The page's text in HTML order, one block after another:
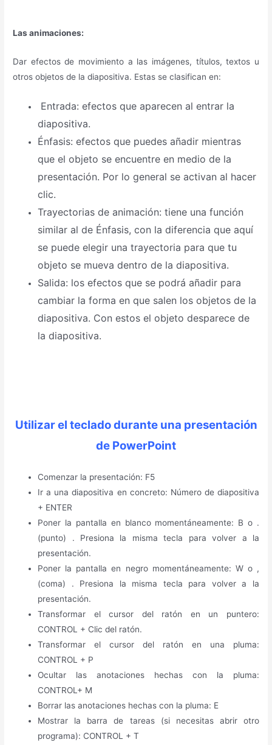
Las animaciones:
Dar efectos de movimiento a las imágenes, títulos, textos u
otros objetos de la diapositiva. Estas se clasifican en:
Entrada: efectos que aparecen al entrar la
diapositiva.
Énfasis: efectos que puedes añadir mientras
que el objeto se encuentre en medio de la
presentación. Por lo general se activan al hacer
clic.
Trayectorias de animación: tiene una función
similar al de Énfasis, con la diferencia que aquí
se puede elegir una trayectoria para que tu
objeto se mueva dentro de la diapositiva.
Salida: los efectos que se podrá añadir para
cambiar la forma en que salen los objetos de la
diapositiva. Con estos el objeto desparece de
la diapositiva.
Utilizar el teclado durante una presentación
de PowerPoint
Comenzar la presentación: F5
Ir a una diapositiva en concreto: Número de diapositiva
+ ENTER
Poner la pantalla en blanco momentáneamente: B o .
(punto) . Presiona la misma tecla para volver a la
presentación.
Poner la pantalla en negro momentáneamente: W o ,
(coma) . Presiona la misma tecla para volver a la
presentación.
Transformar el cursor del ratón en un puntero:
CONTROL + Clic del ratón.
Transformar el cursor del ratón en una pluma:
CONTROL + P
Ocultar las anotaciones hechas con la pluma:
CONTROL+ M
Borrar las anotaciones hechas con la pluma: E
Mostrar la barra de tareas (si necesitas abrir otro
programa): CONTROL + T